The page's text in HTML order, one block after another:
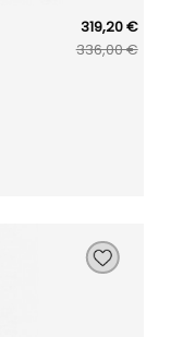
319,20 €
336,00 €